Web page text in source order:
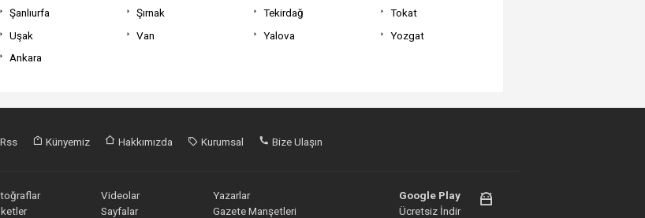
Şanlıurfa Şırnak Tekirdağ
Tokat
Uşak Van Yalova
Yozgat
Ankara
Rss Künyemiz Hakkımızda Kurumsal Bize Ulaşın
Videolar
Yazarlar
Sayfalar Gazete Manşetleri
Google Play
Ücretsiz İndir